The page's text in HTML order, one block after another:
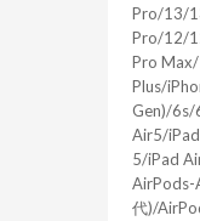
Pro/13/
Pro/12/
Pro
Plus/
Gen)/6s/
Air5/
5/iPad
AirPods-
代)/